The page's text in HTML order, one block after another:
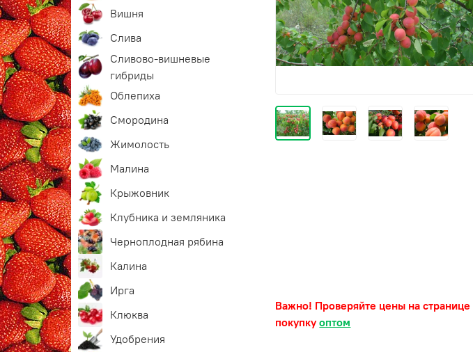
Важно! Проверяйте цены на странице
покупкуоптом
Вишня
Слива
Сливово-вишневые
гибриды
Облепиха
Смородина
Жимолость
Малина
Крыжовник
Клубника и земляника
Черноплодная рябина
Калина
Ирга
Клюква
Удобрения